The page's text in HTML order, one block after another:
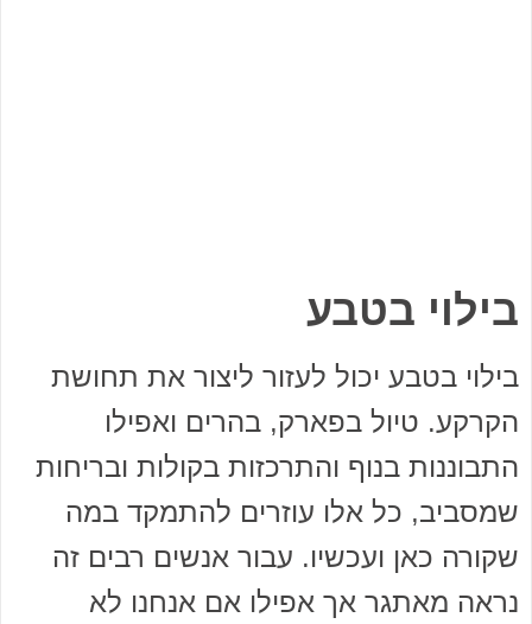
בילוי בטבע
בילוי בטבע יכול לעזור ליצור את תחושת
הקרקע. טיול בפארק, בהרים ואפילו
התבוננות בנוף והתרכזות בקולות ובריחות
שמסביב, כל אלו עוזרים להתמקד במה
שקורה כאן ועכשיו. עבור אנשים רבים זה
נראה מאתגר אך אפילו אם אנחנו לא